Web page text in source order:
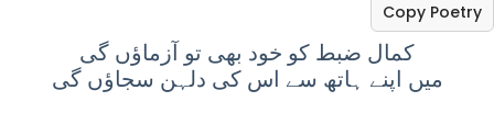
کمال ضبط کو خود بھی تو آزماؤں گی
میں اپنے ہاتھ سے اس کی دلہن سجاؤں گی
Copy Poetry